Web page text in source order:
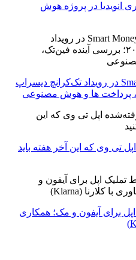
دلاری انویدیا در پروژه هوش
رونمایی از استیج Smart Money در رویداد تک‌کرانچ دیسراپ
تی وی که این آخر هفته باید
برای آیفون و مک؛ همکاری